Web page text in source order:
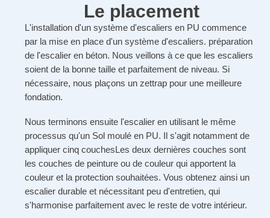
Le placement
L'installation d'un système d'escaliers en PU commence
par la mise en place d'un système d'escaliers. préparation
de l'escalier en béton. Nous veillons à ce que les escaliers
soient de la bonne taille et parfaitement de niveau. Si
nécessaire, nous plaçons unzettrap pour une meilleure
fondation.
Nous terminons ensuite l'escalier en utilisant le même
processus qu'un Sol moulé en PU. Il s'agit notamment de
appliquer cinq couchesLes deux dernières couches sont
les couches de peinture ou de couleur qui apportent la
couleur et la protection souhaitées. Vous obtenez ainsi un
escalier durable et nécessitant peu d'entretien, qui
s'harmonise parfaitement avec le reste de votre intérieur.